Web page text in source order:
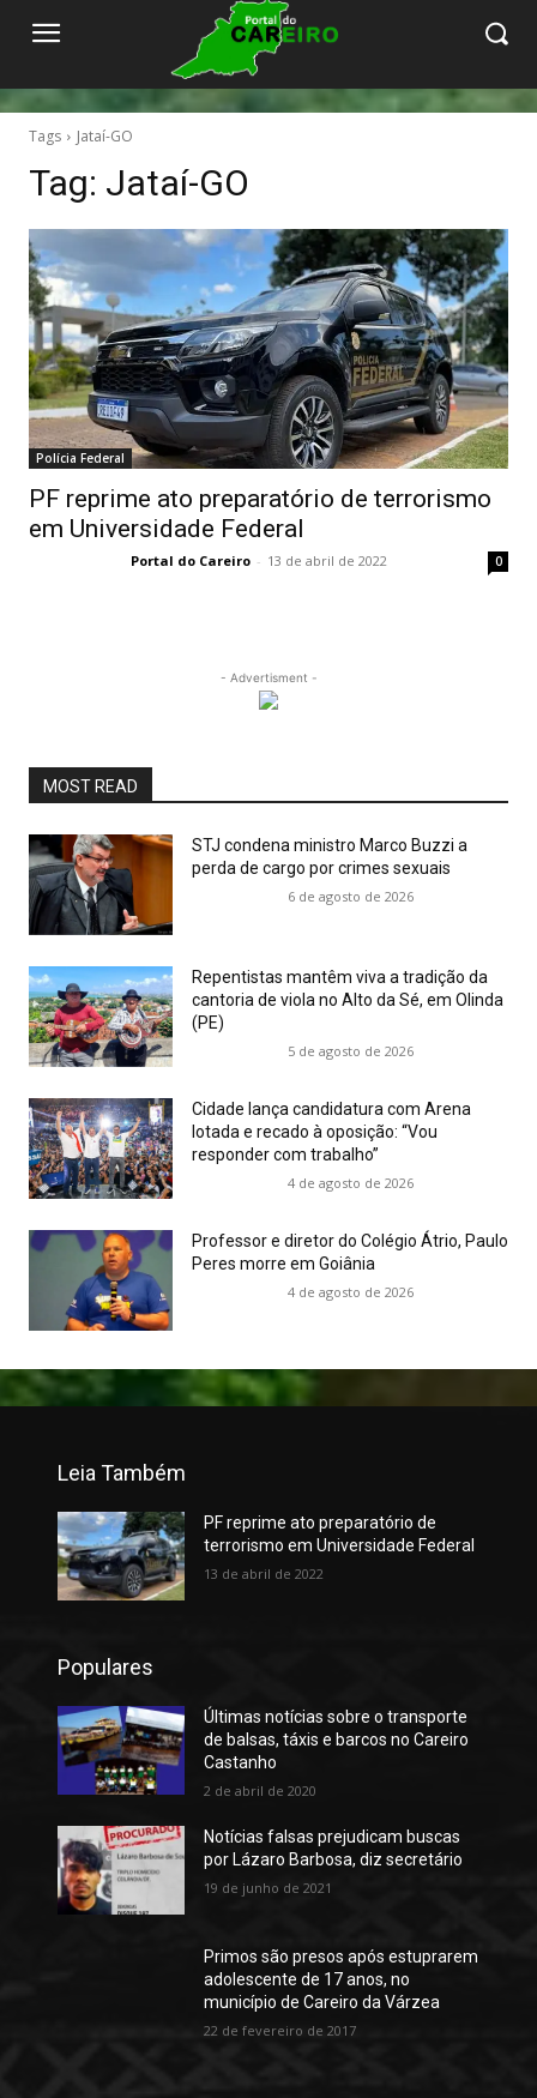
Tags Jataí-GO
Tag: Jataí-GO
Polícia Federal
PF reprime ato preparatório de terrorismo
em Universidade Federal
Portal do Careiro - 13 de abril de 2022 0
- Advertisment -
MOST READ
STJ condena ministro Marco Buzzi a
perda de cargo por crimes sexuais
6 de agosto de 2026
Repentistas mantêm viva a tradição da
cantoria de viola no Alto da Sé, em Olinda
(PE)
5 de agosto de 2026
Cidade lança candidatura com Arena
lotada e recado à oposição: “Vou
responder com trabalho”
4 de agosto de 2026
Professor e diretor do Colégio Átrio, Paulo
Peres morre em Goiânia
4 de agosto de 2026
Leia Também
PF reprime ato preparatório de
terrorismo em Universidade Federal
13 de abril de 2022
Populares
Últimas notícias sobre o transporte
de balsas, táxis e barcos no Careiro
Castanho
2 de abril de 2020
Notícias falsas prejudicam buscas
por Lázaro Barbosa, diz secretário
19 de junho de 2021
Primos são presos após estuprarem
adolescente de 17 anos, no
município de Careiro da Várzea
22 de fevereiro de 2017